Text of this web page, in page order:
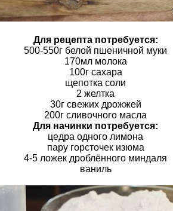
Для рецепта потребуется:
500-550г белой пшеничной муки
170мл молока
100г сахара
щепотка соли
2 желтка
30г свежих дрожжей
200г сливочного масла
Для начинки потребуется:
цедра одного лимона
пару горсточек изюма
4-5 ложек дроблённого миндаля
ваниль